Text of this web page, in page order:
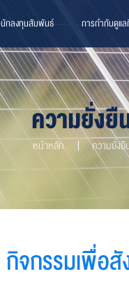
นักลงทุนสัมพันธ์ การกำกับดูแ
ความยั่งยื
หน้าหลัก ความยั่งยื
กิจกรรมเพื่อ